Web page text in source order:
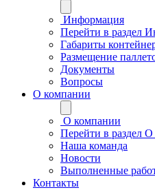
Информация
Перейти в раздел
Габариты
Размещение
Документы
Вопросы
О компании
О компании
Перейти в раздел
Наша команда
Новости
Выполненные
Контакты